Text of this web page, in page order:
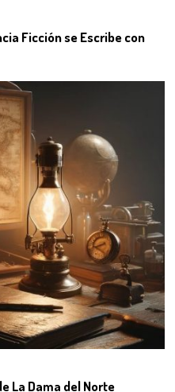
Ficción se Escribe con
La Dama del Norte